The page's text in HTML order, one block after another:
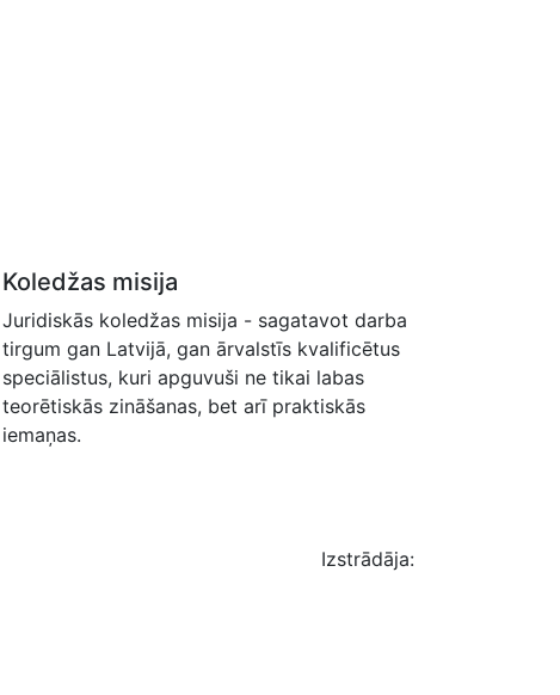
Koledžas misija
Juridiskās koledžas misija - sagatavot darba
tirgum gan Latvijā, gan ārvalstīs kvalificētus
speciālistus, kuri apguvuši ne tikai labas
teorētiskās zināšanas, bet arī praktiskās
iemaņas.
Izstrādāja: